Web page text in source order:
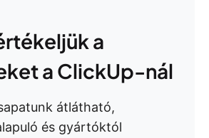
a
a ClickUp-nál
átlátható,
és gyártóktól